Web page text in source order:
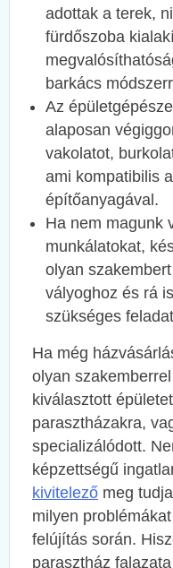
adottak a terek,
fürdőszoba
barkács
Az
alaposan
vakolatot,
ami kompatibilis
építőanyagával.
Ha nem magunk
munkálatokat,
olyan
vályoghoz és rá
szükséges
Ha még
olyan
kiválasztott
parasztházakra,
specializálódott.
képzettségű
kivitelező meg
milyen
felújítás során.
parasztház